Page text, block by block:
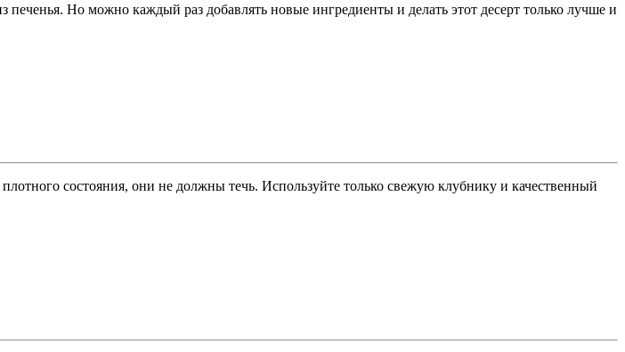
Но можно каждый раз добавлять новые ингредиенты и делать этот десерт только лучше и
состояния, они не должны течь. Используйте только свежую клубнику и качественный